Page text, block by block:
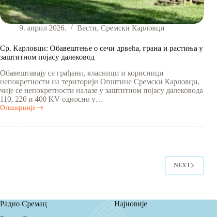
9. април 2026. Вести, Сремски Карловци
Ср. Карловци: Обавештење o сечи дрвећа, грана и растиња у
заштитном појасу далековод
Обавештавају се грађани, власници и корисници
непокретности на територији Општине Сремски Карловци,
чије се непокретности налазе у заштитном појасу далековода
110, 220 и 400 KV односно у…
Опширније
Ср.
Обавештење
појасу
далековод
NEXT
Радио Сремац
Најновије